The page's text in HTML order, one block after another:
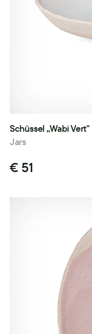
Schüssel „Wabi Vert"
Jars
€ 51